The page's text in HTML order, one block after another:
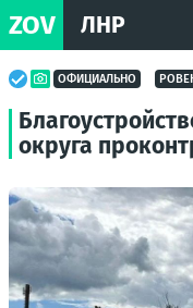
ZOV ЛНР
ОФИЦИАЛЬНО
округа